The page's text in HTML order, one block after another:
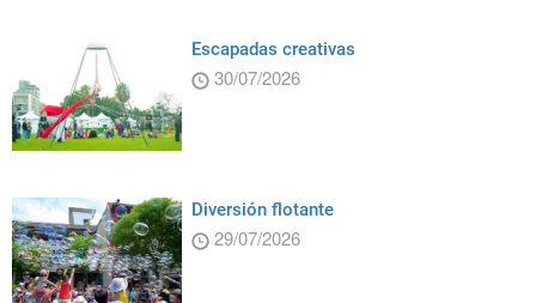
Escapadas creativas
30/07/2026
Diversión flotante
29/07/2026